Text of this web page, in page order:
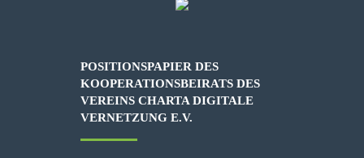
POSITIONSPAPIER DES
KOOPERATIONSBEIRATS DES
VEREINS CHARTA DIGITALE
VERNETZUNG E.V.